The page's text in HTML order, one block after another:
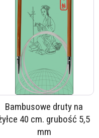
Bambusowe druty na
40 cm. grubość 5,5
mm